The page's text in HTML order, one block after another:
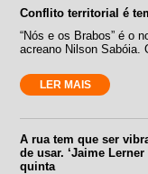
Conflito territorial é
“Nós e os Brabos” é o
acreano Nilson Sabóia.
LER MAIS
A rua tem que ser
de usar. ‘Jaime
quinta